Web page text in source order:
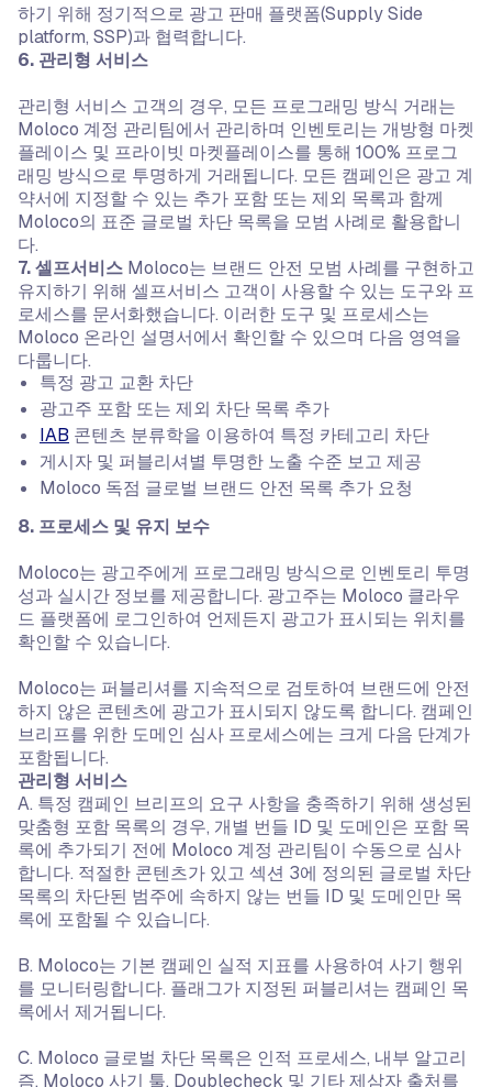
하기 위해 정기적으로 광고 판매 플랫폼(Supply Side
platform, SSP)과 협력합니다.
‍6. 관리형 서비스
관리형 서비스 고객의 경우, 모든 프로그래밍 방식 거래는
Moloco 계정 관리팀에서 관리하며 인벤토리는 개방형 마켓
플레이스 및 프라이빗 마켓플레이스를 통해 100% 프로그
래밍 방식으로 투명하게 거래됩니다. 모든 캠페인은 광고 계
약서에 지정할 수 있는 추가 포함 또는 제외 목록과 함께
Moloco의 표준 글로벌 차단 목록을 모범 사례로 활용합니
다.
‍7. 셀프서비스 Moloco는 브랜드 안전 모범 사례를 구현하고
유지하기 위해 셀프서비스 고객이 사용할 수 있는 도구와 프
로세스를 문서화했습니다. 이러한 도구 및 프로세스는
Moloco 온라인 설명서에서 확인할 수 있으며 다음 영역을
다룹니다.
특정 광고 교환 차단
광고주 포함 또는 제외 차단 목록 추가
IAB 콘텐츠 분류학을 이용하여 특정 카테고리 차단
게시자 및 퍼블리셔별 투명한 노출 수준 보고 제공
Moloco 독점 글로벌 브랜드 안전 목록 추가 요청
8. 프로세스 및 유지 보수
Moloco는 광고주에게 프로그래밍 방식으로 인벤토리 투명
성과 실시간 정보를 제공합니다. 광고주는 Moloco 클라우
드 플랫폼에 로그인하여 언제든지 광고가 표시되는 위치를
확인할 수 있습니다.
Moloco는 퍼블리셔를 지속적으로 검토하여 브랜드에 안전
하지 않은 콘텐츠에 광고가 표시되지 않도록 합니다. 캠페인
브리프를 위한 도메인 심사 프로세스에는 크게 다음 단계가
포함됩니다.
관리형 서비스
A. 특정 캠페인 브리프의 요구 사항을 충족하기 위해 생성된
맞춤형 포함 목록의 경우, 개별 번들 ID 및 도메인은 포함 목
록에 추가되기 전에 Moloco 계정 관리팀이 수동으로 심사
합니다. 적절한 콘텐츠가 있고 섹션 3에 정의된 글로벌 차단
목록의 차단된 범주에 속하지 않는 번들 ID 및 도메인만 목
록에 포함될 수 있습니다.
B. Moloco는 기본 캠페인 실적 지표를 사용하여 사기 행위
를 모니터링합니다. 플래그가 지정된 퍼블리셔는 캠페인 목
록에서 제거됩니다.
C. Moloco 글로벌 차단 목록은 인적 프로세스, 내부 알고리
즘, Moloco 사기 툴, Doublecheck 및 기타 제삼자 출처를